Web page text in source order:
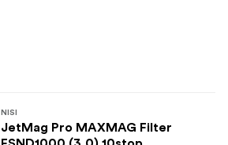
NISI
JetMag Pro MAXMAG Filter